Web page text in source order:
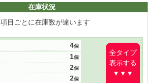
在庫状況
項目ごとに在庫数が違います
全タイプ
表示する
▼▼▼
4
1
2
2